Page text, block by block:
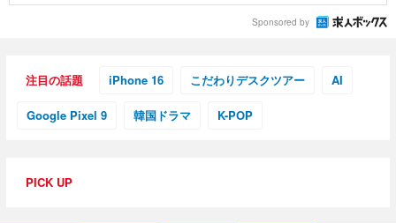
Sponsored by
注目の話題 iPhone 16 こだわりデスクツアー AI
Google Pixel 9 韓国ドラマ K-POP
PICK UP